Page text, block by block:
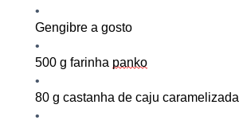
Gengibre a gosto
500 g farinha panko
80 g castanha de caju caramelizada